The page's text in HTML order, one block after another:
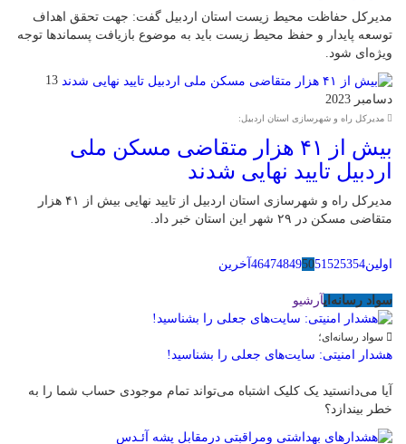
مدیرکل حفاظت محیط زیست استان اردبیل گفت: جهت تحقق اهداف
توسعه پایدار و حفظ محیط زیست باید به موضوع بازیافت پسماندها توجه
ویژه‌ای شود.
13
دسامبر 2023
مدیرکل راه و شهرسازی استان اردبیل:
بیش از ۴۱ هزار متقاضی مسکن ملی
اردبیل تایید نهایی شدند
مدیرکل راه و شهرسازی استان اردبیل از تایید نهایی بیش از ۴۱ هزار
متقاضی مسکن در ۲۹ شهر این استان خبر داد.
اولین 464748495051525354 آخرین
سواد رسانه‌ایآرشیو
سواد رسانه‌ای؛
هشدار امنیتی: سایت‌های جعلی را بشناسید!
آیا می‌دانستید یک کلیک اشتباه می‌تواند تمام موجودی حساب شما را به
خطر بیندازد؟